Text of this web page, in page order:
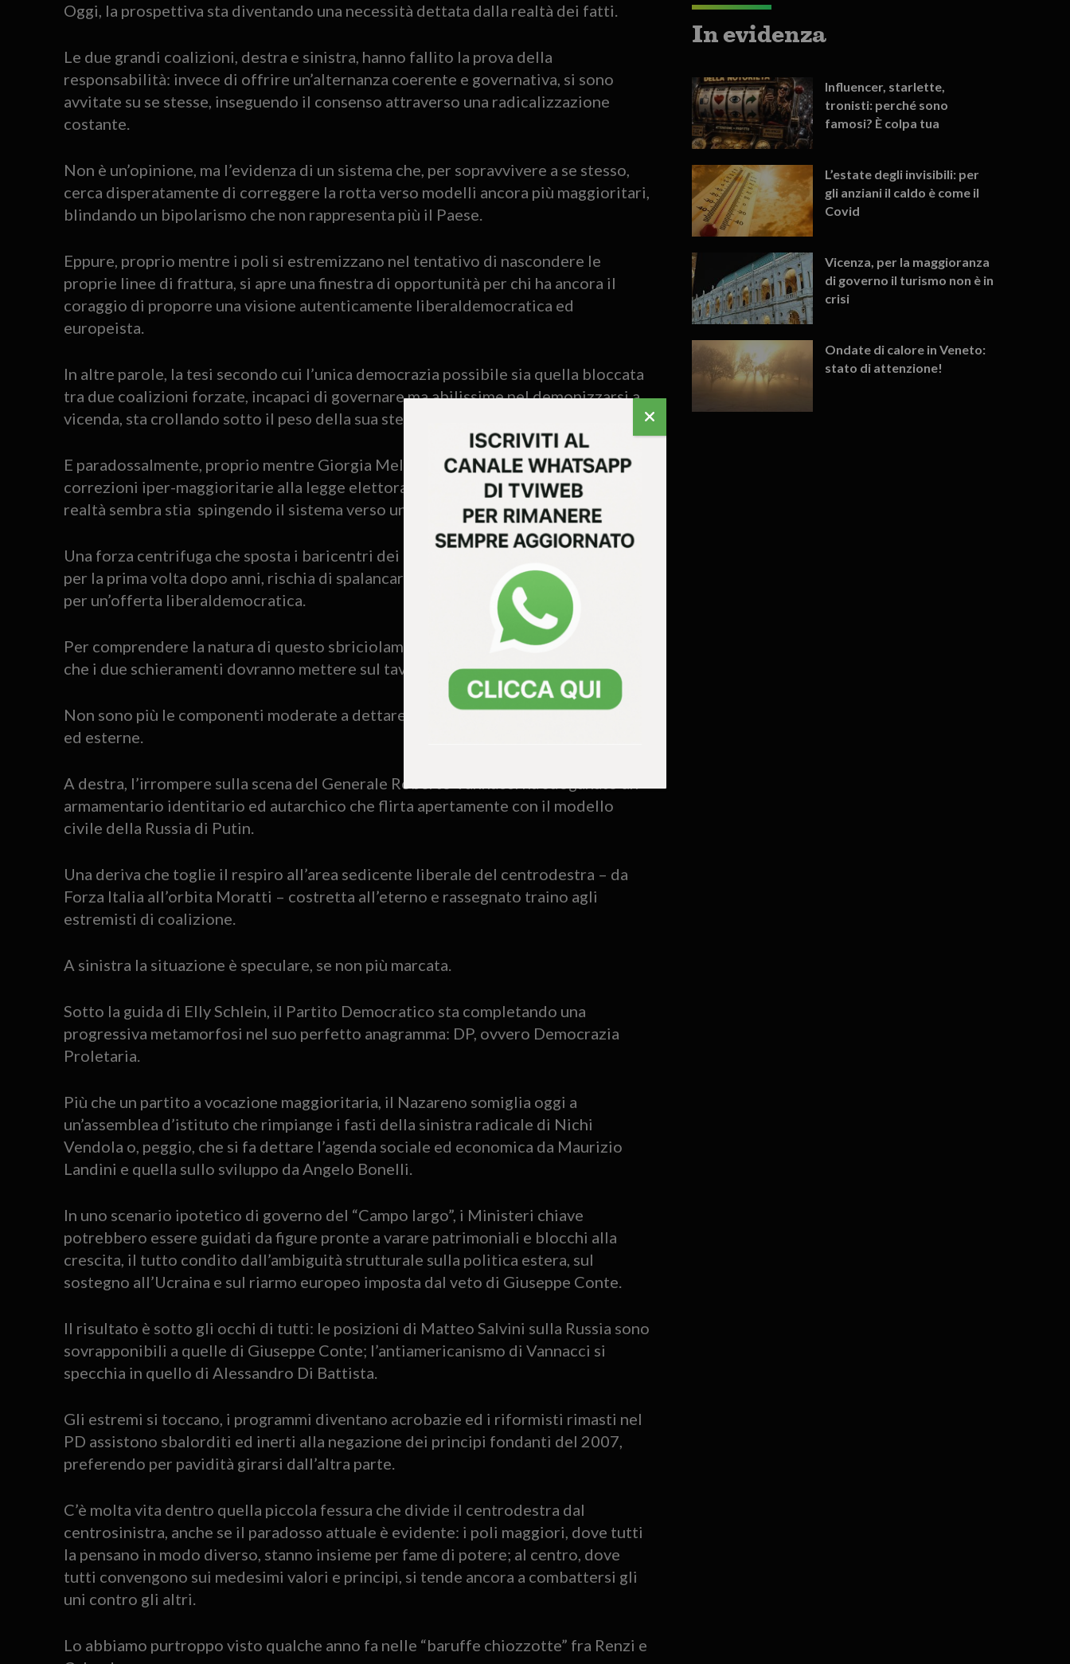
Oggi, la prospettiva sta diventando una necessità dettata dalla realtà dei fatti.
Le due grandi coalizioni, destra e sinistra, hanno fallito la prova della
responsabilità: invece di offrire un’alternanza coerente e governativa, si sono
avvitate su se stesse, inseguendo il consenso attraverso una radicalizzazione
costante.
Non è un’opinione, ma l’evidenza di un sistema che, per sopravvivere a se stesso,
cerca disperatamente di correggere la rotta verso modelli ancora più maggioritari,
blindando un bipolarismo che non rappresenta più il Paese.
Eppure, proprio mentre i poli si estremizzano nel tentativo di nascondere le
proprie linee di frattura, si apre una finestra di opportunità per chi ha ancora il
coraggio di proporre una visione autenticamente liberaldemocratica ed
europeista.
In altre parole, la tesi secondo cui l’unica democrazia possibile sia quella bloccata
tra due coalizioni forzate, incapaci di governare ma abilissime nel demonizzarsi a
vicenda, sta crollando sotto il peso della sua stessa inadeguatezza.
E paradossalmente, proprio mentre Giorgia Meloni ed Elly Schlein studiano
correzioni iper-maggioritarie alla legge elettorale per blindare lo status quo, la
realtà sembra stia spingendo il sistema verso una radicale scomposizione.
Una forza centrifuga che sposta i baricentri dei due poli verso gli estremi e che,
per la prima volta dopo anni, rischia di spalancare vere e proprie praterie politiche
per un’offerta liberaldemocratica.
Per comprendere la natura di questo sbriciolamento basta guardare ai programmi
che i due schieramenti dovranno mettere sul tavolo da qui al 2027.
Non sono più le componenti moderate a dettare la linea, ma le pulsioni più radicali
ed esterne.
A destra, l’irrompere sulla scena del Generale Roberto Vannacci ha sdoganato un
armamentario identitario ed autarchico che flirta apertamente con il modello
civile della Russia di Putin.
Una deriva che toglie il respiro all’area sedicente liberale del centrodestra – da
Forza Italia all’orbita Moratti – costretta all’eterno e rassegnato traino agli
estremisti di coalizione.
A sinistra la situazione è speculare, se non più marcata.
Sotto la guida di Elly Schlein, il Partito Democratico sta completando una
progressiva metamorfosi nel suo perfetto anagramma: DP, ovvero Democrazia
Proletaria.
Più che un partito a vocazione maggioritaria, il Nazareno somiglia oggi a
un’assemblea d’istituto che rimpiange i fasti della sinistra radicale di Nichi
Vendola o, peggio, che si fa dettare l’agenda sociale ed economica da Maurizio
Landini e quella sullo sviluppo da Angelo Bonelli.
In uno scenario ipotetico di governo del “Campo largo”, i Ministeri chiave
potrebbero essere guidati da figure pronte a varare patrimoniali e blocchi alla
crescita, il tutto condito dall’ambiguità strutturale sulla politica estera, sul
sostegno all’Ucraina e sul riarmo europeo imposta dal veto di Giuseppe Conte.
Il risultato è sotto gli occhi di tutti: le posizioni di Matteo Salvini sulla Russia sono
sovrapponibili a quelle di Giuseppe Conte; l’antiamericanismo di Vannacci si
specchia in quello di Alessandro Di Battista.
Gli estremi si toccano, i programmi diventano acrobazie ed i riformisti rimasti nel
PD assistono sbalorditi ed inerti alla negazione dei principi fondanti del 2007,
preferendo per pavidità girarsi dall’altra parte.
C’è molta vita dentro quella piccola fessura che divide il centrodestra dal
centrosinistra, anche se il paradosso attuale è evidente: i poli maggiori, dove tutti
la pensano in modo diverso, stanno insieme per fame di potere; al centro, dove
tutti convengono sui medesimi valori e principi, si tende ancora a combattersi gli
uni contro gli altri.
Lo abbiamo purtroppo visto qualche anno fa nelle “baruffe chiozzotte” fra Renzi e
In evidenza
Influencer, starlette,
tronisti: perché sono
famosi? È colpa tua
L’estate degli invisibili: per
gli anziani il caldo è come il
Covid
Vicenza, per la maggioranza
di governo il turismo non è in
crisi
Ondate di calore in Veneto:
stato di attenzione!